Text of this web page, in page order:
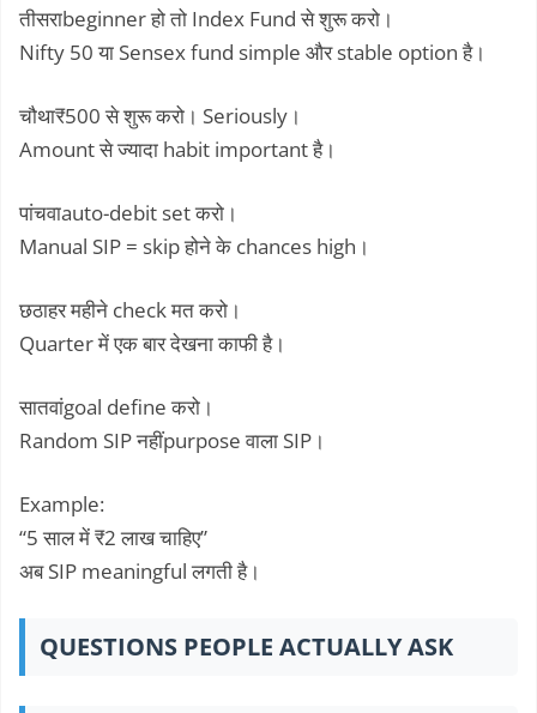
तीसराbeginner हो तो Index Fund से शुरू करो।
Nifty 50 या Sensex fund simple और stable option है।
चौथा₹500 से शुरू करो। Seriously।
Amount से ज्यादा habit important है।
पांचवाauto-debit set करो।
Manual SIP = skip होने के chances high।
छठाहर महीने check मत करो।
Quarter में एक बार देखना काफी है।
सातवांgoal define करो।
Random SIP नहींpurpose वाला SIP।
Example:
“5 साल में ₹2 लाख चाहिए”
अब SIP meaningful लगती है।
QUESTIONS PEOPLE ACTUALLY ASK